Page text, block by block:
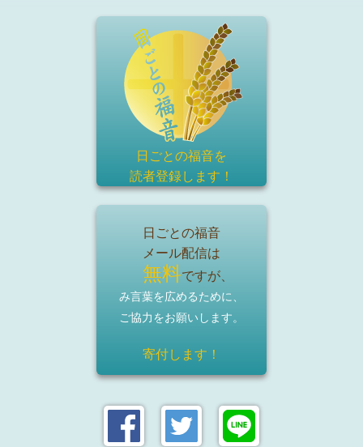
日ごとの福音を
読者登録します！
日ごとの福音
メール配信は
無料ですが、
み言葉を広めるために、
ご協力をお願いします。
寄付します！